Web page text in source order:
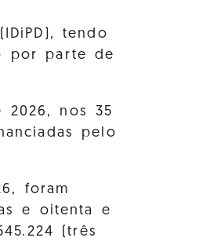
tendo
por parte de
2026, nos 35
pelo
foram
e oitenta e
(três